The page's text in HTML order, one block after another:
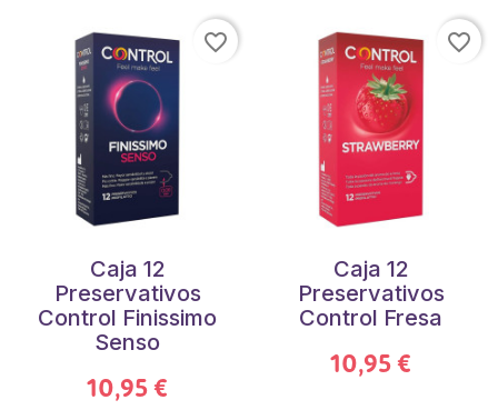
Caja 12
Preservativos
Control Finissimo
Senso
10,95 €
favorite_border
Caja 12
Preservativos
Control Fresa
10,95 €
favorite_border